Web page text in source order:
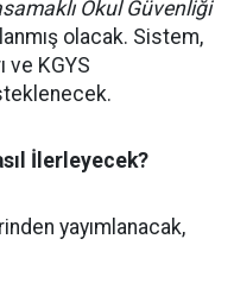
Okul Güvenliği
olacak. Sistem,
ve KGYS
İlerleyecek?
yayımlanacak,